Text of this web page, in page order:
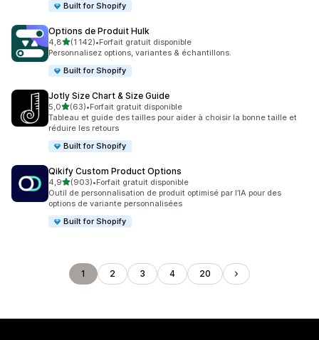
Built for Shopify
Options de Produit Hulk
4,8étoile(s) sur 5
(1 142)
1142 avis au total
•Forfait gratuit disponible
Personnalisez options, variantes & échantillons.
Built for Shopify
Jotly Size Chart & Size Guide
5,0étoile(s) sur 5
(63)
63 avis au total
•Forfait gratuit disponible
Tableau et guide des tailles pour aider à choisir la bonne taille et
réduire les retours
Built for Shopify
Qikify Custom Product Options
4,9étoile(s) sur 5
(903)
903 avis au total
•Forfait gratuit disponible
Outil de personnalisation de produit optimisé par l’IA pour des
options de variante personnalisées
Built for Shopify
1 2 3 4 20